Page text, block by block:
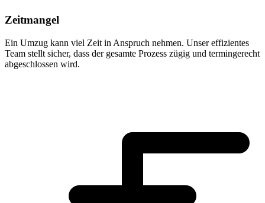
Zeitmangel
Ein Umzug kann viel Zeit in Anspruch nehmen. Unser effizientes
Team stellt sicher, dass der gesamte Prozess zügig und termingerecht
abgeschlossen wird.